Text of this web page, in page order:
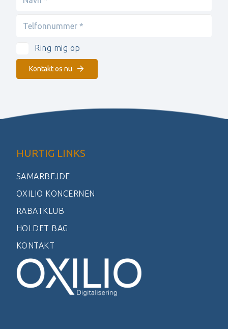
Ring mig op
Kontakt os nu
HURTIG LINKS
SAMARBEJDE
OXILIO KONCERNEN
RABATKLUB
HOLDET BAG
KONTAKT